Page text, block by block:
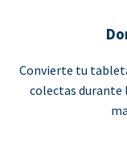
Convierte tu
colectas durante